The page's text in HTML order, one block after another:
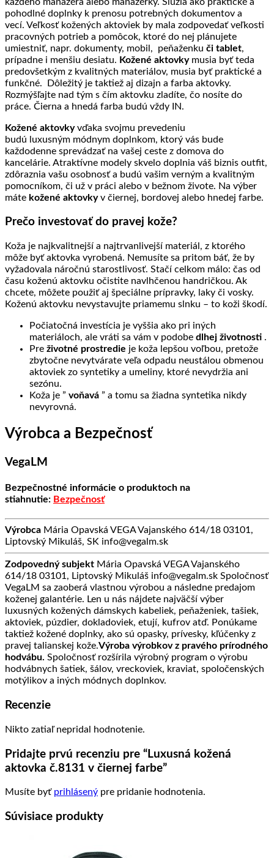
pohodlné doplnky k prenosu potrebných dokumentov a
vecí. Veľkosť kožených aktoviek by mala zodpovedať veľkosti
pracovných potrieb a pomôcok, ktoré do nej plánujete
umiestniť, napr. dokumenty, mobil, peňaženku či tablet,
prípadne i menšiu desiatu. Kožené aktovkymusia byť teda
predovšetkým z kvalitných materiálov, musia byť praktické a
funkčné. Dôležitý je taktiež aj dizajn a farba aktovky.
Rozmýšľajte nad tým s čím aktovku zladíte, čo nosíte do
práce. Čierna a hnedá farba budú vždy IN.
Kožené aktovkyvďaka svojmu prevedeniu
budú luxusným módnym doplnkom, ktorý vás bude
každodenne sprevádzať na vašej ceste z domova do
kancelárie. Atraktívne modely skvelo doplnia váš biznis outfit,
zdôraznia vašu osobnosť a budú vašim verným a kvalitným
pomocníkom, či už v práci alebo v bežnom živote. Na výber
máte kožené aktovkyv čiernej, bordovej alebo hnedej farbe.
Prečo investovať do pravej kože?
Koža je najkvalitnejší a najtrvanlivejší materiál, z ktorého
môže byť aktovka vyrobená. Nemusíte sa pritom báť, že by
vyžadovala náročnú starostlivosť. Stačí celkom málo: čas od
času koženú aktovku očistite navlhčenou handričkou. Ak
chcete, môžete použiť aj špeciálne prípravky, laky či vosky.
Koženú aktovku nevystavujte priamemu slnku – to koži škodí.
Počiatočná investícia je vyššia ako pri iných
materiáloch, ale vráti sa vám v podobe dlhej životnosti .
Pre životné prostredie je koža lepšou voľbou, pretože
zbytočne nevytvárate veľa odpadu neustálou obmenou
aktoviek zo syntetiky a umeliny, ktoré nevydržia ani
sezónu.
Koža je ” voňavá ” a tomu sa žiadna syntetika nikdy
nevyrovná.
Výrobca a Bezpečnosť
VegaLM
Bezpečnostné informácie o produktoch na
stiahnutie: Bezpečnosť
Výrobca Mária Opavská VEGA Vajanského 614/18 03101,
Liptovský Mikuláš, SK info@vegalm.sk
Zodpovedný subjekt Mária Opavská VEGA Vajanského
614/18 03101, Liptovský Mikuláš info@vegalm.sk Spoločnosť
VegaLM sa zaoberá vlastnou výrobou a následne predajom
koženej galantérie. Len u nás nájdete najväčší výber
luxusných kožených dámskych kabeliek, peňaženiek, tašiek,
aktoviek, púzdier, dokladoviek, etují, kufrov atď. Ponúkame
taktiež kožené doplnky, ako sú opasky, prívesky, kľúčenky z
pravej talianskej kože.Výroba výrobkov z pravého prírodného
hodvábu. Spoločnosť rozšírila výrobný program o výrobu
hodvábnych šatiek, šálov, vreckoviek, kraviat, spoločenských
motýlikov a iných módnych doplnkov.
Recenzie
Nikto zatiaľ nepridal hodnotenie.
Pridajte prvú recenziu pre “Luxusná kožená
aktovka č.8131 v čiernej farbe”
Musíte byť prihlásený pre pridanie hodnotenia.
Súvisiace produkty